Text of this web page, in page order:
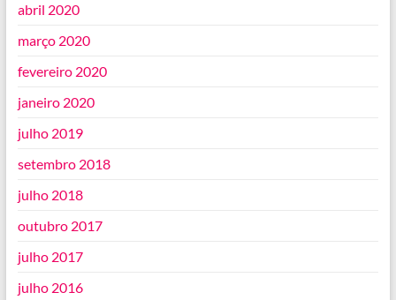
abril 2020
março 2020
fevereiro 2020
janeiro 2020
julho 2019
setembro 2018
julho 2018
outubro 2017
julho 2017
julho 2016